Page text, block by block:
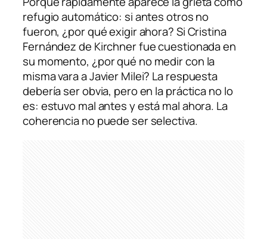
refugio automático: si antes otros no
fueron, ¿por qué exigir ahora? Si Cristina
Fernández de Kirchner fue cuestionada en
su momento, ¿por qué no medir con la
misma vara a Javier Milei? La respuesta
debería ser obvia, pero en la práctica no lo
es: estuvo mal antes y está mal ahora. La
coherencia no puede ser selectiva.